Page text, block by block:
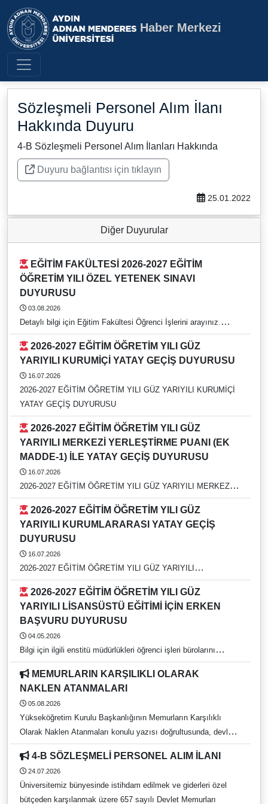
Aydın Adnan Menderes
Haber Merkezi
Sözleşmeli Personel Alım İlanı
Hakkında Duyuru
4-B Sözleşmeli Personel Alım İlanları Hakkında
Duyuru bağlantısı için tıklayın
25.01.2022
Diğer Duyurular
ÖĞRETİM YILI ÖZEL YETENEK SINAVI
DUYURUSU
03.08.2026
Detaylı bilgi için Eğitim Fakültesi Öğrenci İşlerini arayınız.
https://rehber.adu.edu.tr/#
YARIYILI KURUMİÇİ YATAY GEÇİŞ DUYURUSU
16.07.2026
2026-2027 EĞİTİM ÖĞRETİM YILI GÜZ YARIYILI KURUMİÇİ
YATAY GEÇİŞ DUYURUSU
YARIYILI MERKEZİ YERLEŞTİRME PUANI (EK
MADDE-1) İLE YATAY GEÇİŞ DUYURUSU
16.07.2026
2026-2027 EĞİTİM ÖĞRETİM YILI GÜZ YARIYILI MERKEZİ
YERLEŞTİRME PUANI (EK MADDE-1) İLE YATAY GEÇİŞ
DUYURUSU
YARIYILI KURUMLARARASI YATAY GEÇİŞ
DUYURUSU
16.07.2026
2026-2027 EĞİTİM ÖĞRETİM YILI GÜZ YARIYILI
KURUMLARARASI YATAY GEÇİŞ DUYURUSU
YARIYILI LİSANSÜSTÜ EĞİTİMİ İÇİN ERKEN
BAŞVURU DUYURUSU
04.05.2026
Bilgi için ilgili enstitü müdürlükleri öğrenci işleri bürolarını
arayınız. https://rehber.adu.edu.tr/
NAKLEN ATANMALARI
05.08.2026
Yükseköğretim Kurulu Başkanlığının Memurların Karşılıklı
Olarak Naklen Atanmaları konulu yazısı doğrultusunda, devlet
yükseköğretim kurumlarında görev yapan ve 657 sayılı Devlet
Memurları Kanunu kapsamında bulunan idari personelin
karşılıklı naklen atanma tercih işlemleri, 05 Ağustos 2026 – 21
Ağustos 2026 tarihleri arasında gerçekleştirilecektir. Başvurular
4-B SÖZLEŞMELİ PERSONEL ALIM İLANI
24.07.2026
Üniversitemiz bünyesinde istihdam edilmek ve giderleri özel
bütçeden karşılanmak üzere 657 sayılı Devlet Memurları